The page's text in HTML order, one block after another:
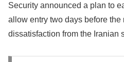
Security announced a plan to
allow entry two days before the
dissatisfaction from the Iranian